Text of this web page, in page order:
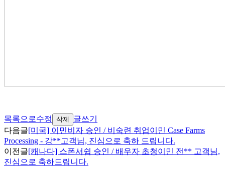
목록으로수정 삭제
글쓰기
다음글[미국] 이민비자 승인 / 비숙련 취업이민 Case Farms
Processing - 강**고객님, 진심으로 축하 드립니다.
이전글[캐나다] 스폰서쉽 승인 / 배우자 초청이민 전** 고객님,
진심으로 축하드립니다.